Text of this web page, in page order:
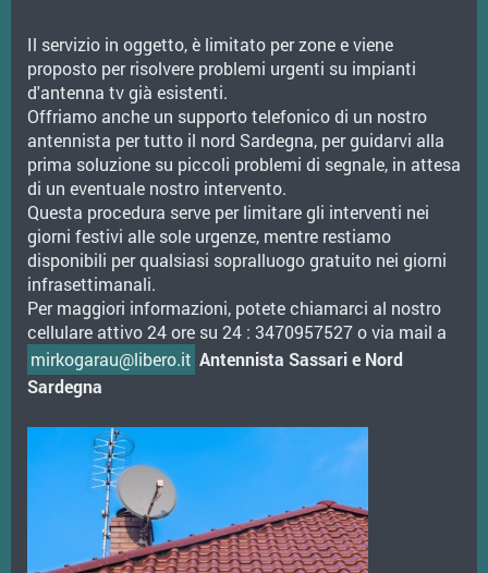
Il servizio in oggetto, è limitato per zone e viene
proposto per risolvere problemi urgenti su impianti
d'antenna tv già esistenti.
Offriamo anche un supporto telefonico di un nostro
antennista per tutto il nord Sardegna, per guidarvi alla
prima soluzione su piccoli problemi di segnale, in attesa
di un eventuale nostro intervento.
Questa procedura serve per limitare gli interventi nei
giorni festivi alle sole urgenze, mentre restiamo
disponibili per qualsiasi sopralluogo gratuito nei giorni
infrasettimanali.
Per maggiori informazioni, potete chiamarci al nostro
cellulare attivo 24 ore su 24 : 3470957527 o via mail a
mirkogarau@libero.it Antennista Sassari e Nord
Sardegna